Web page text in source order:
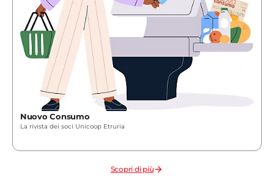
Nuovo Consumo
La rivista dei soci Unicoop Etruria
Scopri di più